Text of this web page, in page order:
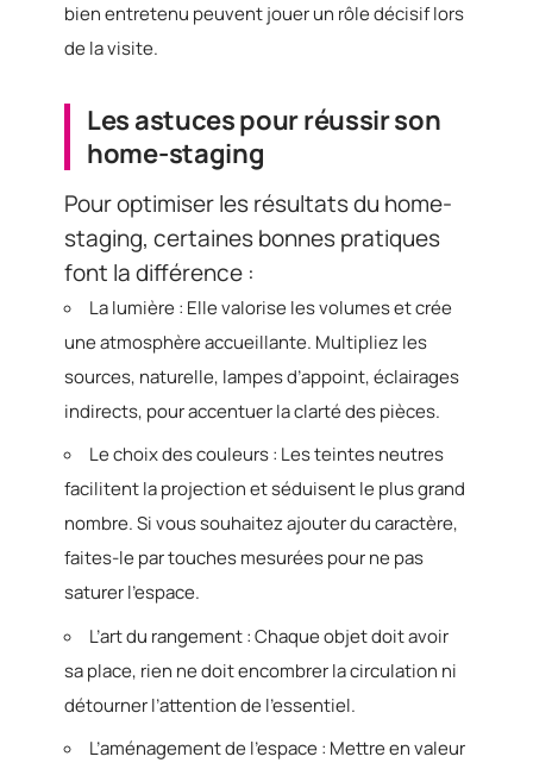
bien entretenu peuvent jouer un rôle décisif lors
de la visite.
Les astuces pour réussir son
home-staging
Pour optimiser les résultats du home-
staging, certaines bonnes pratiques
font la différence :
La lumière : Elle valorise les volumes et crée
une atmosphère accueillante. Multipliez les
sources, naturelle, lampes d’appoint, éclairages
indirects, pour accentuer la clarté des pièces.
Le choix des couleurs : Les teintes neutres
facilitent la projection et séduisent le plus grand
nombre. Si vous souhaitez ajouter du caractère,
faites-le par touches mesurées pour ne pas
saturer l’espace.
L’art du rangement : Chaque objet doit avoir
sa place, rien ne doit encombrer la circulation ni
détourner l’attention de l’essentiel.
L’aménagement de l’espace : Mettre en valeur